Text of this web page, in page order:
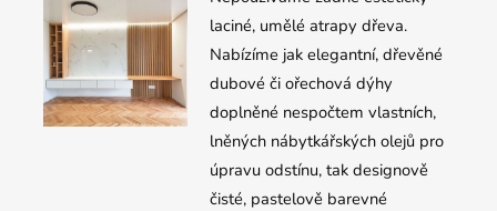
laciné, umělé atrapy dřeva.
Nabízíme jak elegantní, dřevěné
dubové či ořechová dýhy
doplněné nespočtem vlastních,
lněných nábytkářských olejů pro
úpravu odstínu, tak designově
čisté, pastelově barevné